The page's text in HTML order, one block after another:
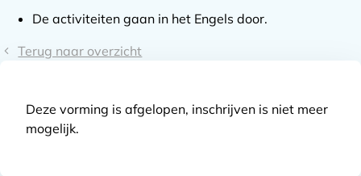
De activiteiten gaan in het Engels door.
Terug naar overzicht
Deze vorming is afgelopen, inschrijven is niet meer
mogelijk.